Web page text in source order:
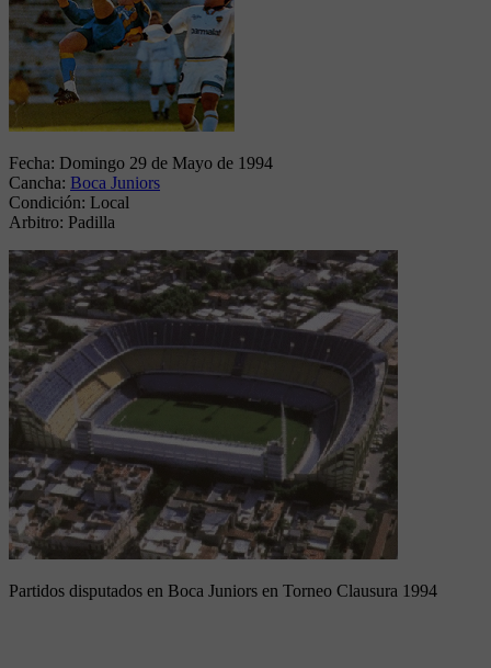
Fecha: Domingo 29 de Mayo de 1994
Cancha: Boca Juniors
Condición: Local
Arbitro: Padilla
Partidos disputados en Boca Juniors en Torneo Clausura 1994